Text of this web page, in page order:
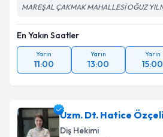
MAREŞAL ÇAKMAK MAHALLESİ OĞUZ
En Yakın Saatler
Yarın
11:00
Yarın
13:00
Yarın
15:00
Uzm. Dt. Hatice
Diş Hekimi